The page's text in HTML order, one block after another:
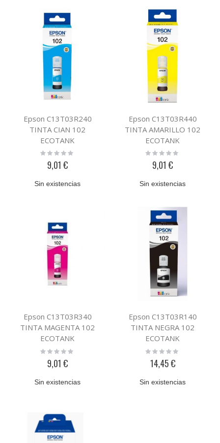
Epson C13T03R240
TINTA CIAN 102
ECOTANK
Rating:
9,01 €
Sin existencias
Epson C13T03R440
TINTA AMARILLO 102
ECOTANK
Rating:
9,01 €
Sin existencias
Epson C13T03R340
TINTA MAGENTA 102
ECOTANK
Rating:
9,01 €
Sin existencias
Epson C13T03R140
TINTA NEGRA 102
ECOTANK
Rating:
14,45 €
Sin existencias